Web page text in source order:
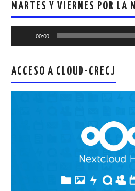
MARTES Y VIERNES POR LA
de
00:00
ACCESO A CLOUD-CRECJ